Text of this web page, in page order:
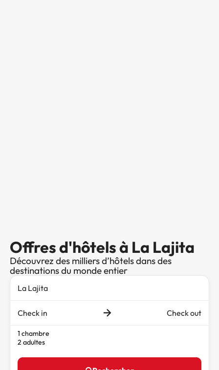
Offres d'hôtels à La Lajita
Découvrez des milliers d’hôtels dans des
destinations du monde entier
Check in Check out
1 chambre
2 adultes